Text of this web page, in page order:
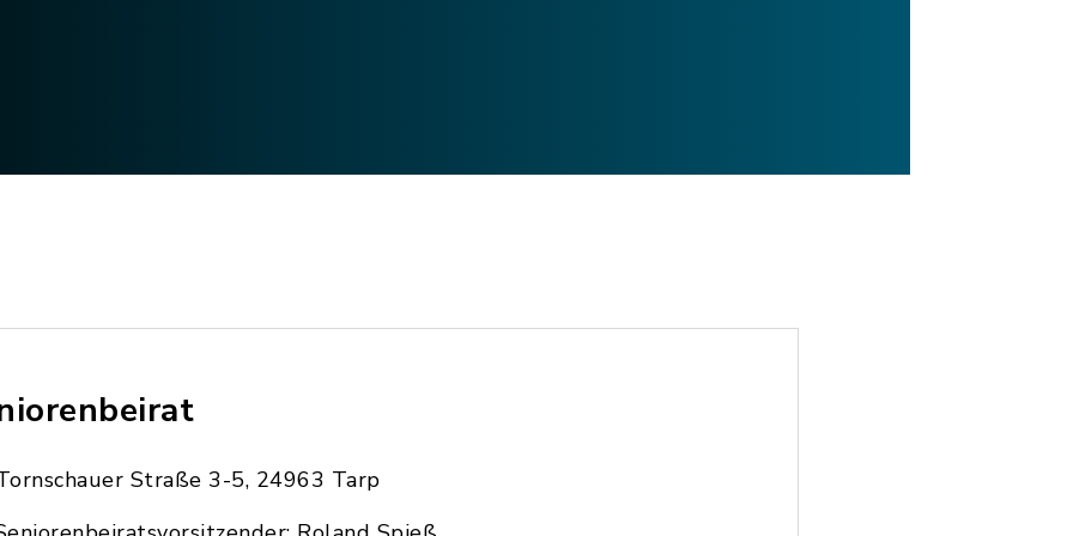
Straße 3-5, 24963 Tarp